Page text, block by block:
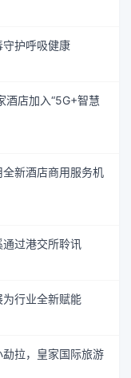
护呼吸健康
酒店加入“5G+智慧
新酒店商用服务机
过港交所聆讯
行业全新赋能
拉，皇家国际旅游